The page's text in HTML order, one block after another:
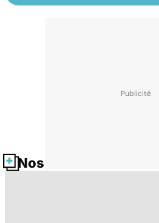
Nos fiches santé